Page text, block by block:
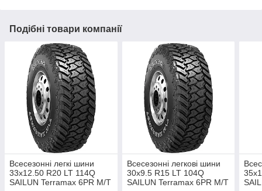
Подібні товари компанії
Всесезонні легкі шини
33x12.50 R20 LT 114Q
SAILUN Terramax 6PR M/T
Всесезонні легкові шини
30x9.5 R15 LT 104Q
SAILUN Terramax 6PR M/T